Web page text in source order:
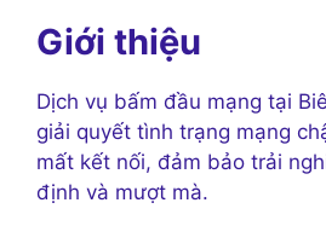
Giới thiệu
Dịch vụ bấm đầu mạng tại
giải quyết tình trạng mạng
mất kết nối, đảm bảo trải
định và mượt mà.